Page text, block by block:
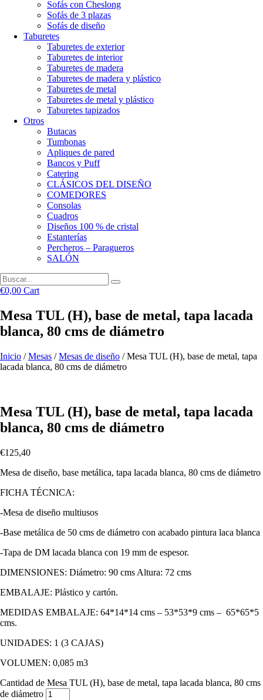
Sofás con Cheslong
Sofás de 3 plazas
Sofás de diseño
Taburetes
Taburetes de exterior
Taburetes de interior
Taburetes de madera
Taburetes de madera y plástico
Taburetes de metal
Taburetes de metal y plástico
Taburetes tapizados
Otros
Butacas
Tumbonas
Apliques de pared
Bancos y Puff
Catering
CLÁSICOS DEL DISEÑO
COMEDORES
Consolas
Cuadros
Diseños 100 % de cristal
Estanterías
Percheros – Paragueros
SALÓN
€0,00 Cart
Mesa TUL (H), base de metal, tapa lacada
blanca, 80 cms de diámetro
Inicio /Mesas /Mesas de diseño / Mesa TUL (H), base de metal, tapa
lacada blanca, 80 cms de diámetro
Mesa TUL (H), base de metal, tapa lacada
blanca, 80 cms de diámetro
€125,40
Mesa de diseño, base metálica, tapa lacada blanca, 80 cms de diámetro
FICHA TÉCNICA:
-Mesa de diseño multiusos
-Base metálica de 50 cms de diámetro con acabado pintura laca blanca
-Tapa de DM lacada blanca con 19 mm de espesor.
DIMENSIONES: Diámetro: 90 cms Altura: 72 cms
EMBALAJE: Plástico y cartón.
MEDIDAS EMBALAJE: 64*14*14 cms – 53*53*9 cms – 65*65*5
cms.
UNIDADES: 1 (3 CAJAS)
VOLUMEN: 0,085 m3
Cantidad de Mesa TUL (H), base de metal, tapa lacada blanca, 80 cms
de diámetro